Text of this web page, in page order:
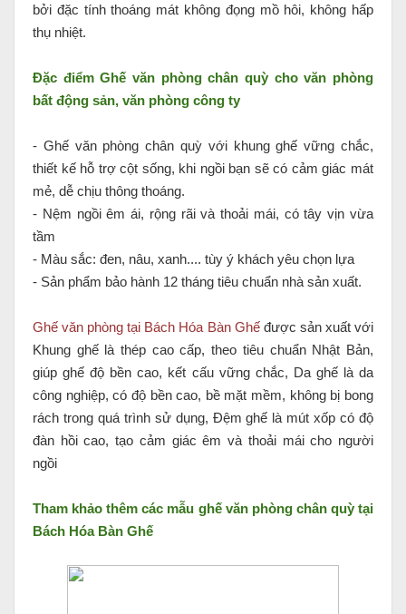
bởi đặc tính thoáng mát không đọng mồ hôi, không hấp
thụ nhiệt.
Đặc điểm Ghế văn phòng chân quỳ cho văn phòng
bất động sản, văn phòng công ty
- Ghế văn phòng chân quỳ với khung ghế vững chắc,
thiết kế hỗ trợ cột sống, khi ngồi bạn sẽ có cảm giác mát
mẻ, dễ chịu thông thoáng.
- Nệm ngồi êm ái, rộng rãi và thoải mái, có tây vịn vừa
tầm
- Màu sắc: đen, nâu, xanh.... tùy ý khách yêu chọn lựa
- Sản phẩm bảo hành 12 tháng tiêu chuẩn nhà sản xuất.
Ghế văn phòng tại Bách Hóa Bàn Ghếđược sản xuất với
Khung ghế là thép cao cấp, theo tiêu chuẩn Nhật Bản,
giúp ghế độ bền cao, kết cấu vững chắc, Da ghế là da
công nghiệp, có độ bền cao, bề mặt mềm, không bị bong
rách trong quá trình sử dụng, Đệm ghế là mút xốp có độ
đàn hồi cao, tạo cảm giác êm và thoải mái cho người
ngồi
Tham khảo thêm các mẫu ghế văn phòng chân quỳ tại
Bách Hóa Bàn Ghế